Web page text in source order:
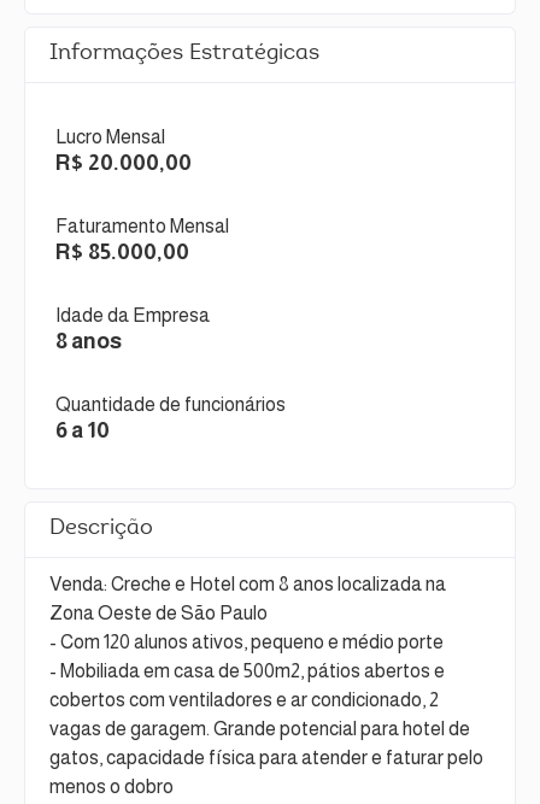
Informações Estratégicas
Lucro Mensal
R$ 20.000,00
Faturamento Mensal
R$ 85.000,00
Idade da Empresa
8 anos
Quantidade de funcionários
6 a 10
Descrição
Venda: Creche e Hotel com 8 anos localizada na
Zona Oeste de São Paulo
- Com 120 alunos ativos, pequeno e médio porte
- Mobiliada em casa de 500m2, pátios abertos e
cobertos com ventiladores e ar condicionado, 2
vagas de garagem. Grande potencial para hotel de
gatos, capacidade física para atender e faturar pelo
menos o dobro